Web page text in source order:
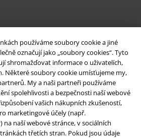
používáme soubory cookie a jiné
označují jako „soubory cookies“. Tyto
shromažďovat informace o uživatelích,
Některé soubory cookie umísťujeme my,
My a naši partneři používáme
spolehlivosti a bezpečnosti naší webové
vašich nákupních zkušeností,
marketingové účely (např.
na naší webové stránce, v sociálních
třetích stran. Pokud jsou údaje
součástí komunity!